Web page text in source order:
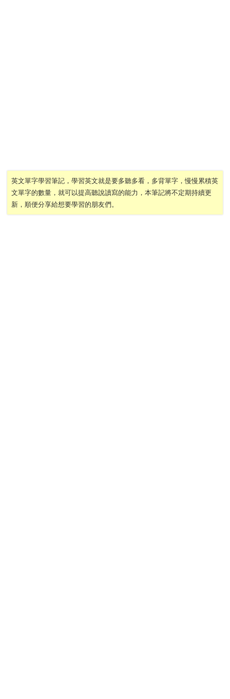
英文單字學習筆記，學習英文就是要多聽多看，多背單字，慢慢累積英
文單字的數量，就可以提高聽說讀寫的能力，本筆記將不定期持續更
新，順便分享給想要學習的朋友們。